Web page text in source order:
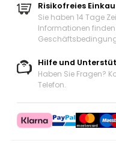
Risikofreies
Sie haben 14 Tage
Informationen
Hilfe und
Haben Sie Fragen?
Telefon.